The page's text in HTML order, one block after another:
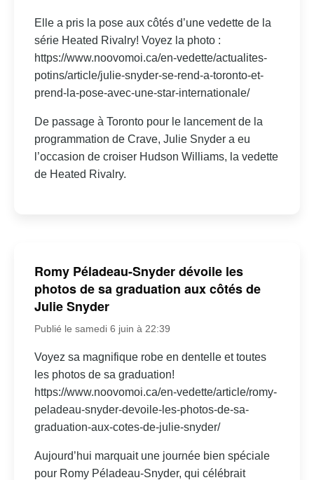
Elle a pris la pose aux côtés d’une vedette de la
série Heated Rivalry! Voyez la photo :
https://www.noovomoi.ca/en-vedette/actualites-
potins/article/julie-snyder-se-rend-a-toronto-et-
prend-la-pose-avec-une-star-internationale/
De passage à Toronto pour le lancement de la
programmation de Crave, Julie Snyder a eu
l’occasion de croiser Hudson Williams, la vedette
de Heated Rivalry.
Romy Péladeau-Snyder dévoile les
photos de sa graduation aux côtés de
Julie Snyder
Publié le samedi 6 juin à 22:39
Voyez sa magnifique robe en dentelle et toutes
les photos de sa graduation!
https://www.noovomoi.ca/en-vedette/article/romy-
peladeau-snyder-devoile-les-photos-de-sa-
graduation-aux-cotes-de-julie-snyder/
Aujourd’hui marquait une journée bien spéciale
pour Romy Péladeau-Snyder, qui célébrait